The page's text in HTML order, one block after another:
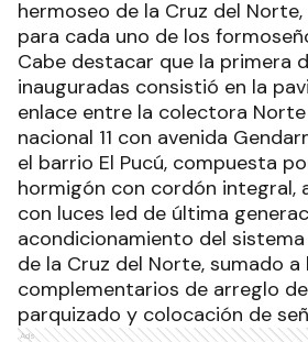
hermoseo de la Cruz del
para cada uno de los
Cabe destacar que la primera
inauguradas consistió en la
enlace entre la colectora
nacional 11 con avenida
el barrio El Pucú, compuesta
hormigón con cordón integral,
con luces led de última
acondicionamiento del
de la Cruz del Norte, sumado
complementarios de arreglo
parquizado y colocación de
Ads